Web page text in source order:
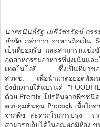
นายธนินท์รัฐ เมธีวัชรรัตน์ กรร
จำกัดกล่าวว่า อาหารถือเป็น
เป็นที่ยอมรับ และสามารถแข่ง
อุตสาหกรรมอาหารที่มุ่งเน้นแ
เทคโนโลยี ซึ่งเป็นที่มาของก
สวทช. เพื่อนำมาต่อยอดพัฒน
ยั่งยืนภายใต้แบรนด์
ด้วย Premix โปรตีนจากพืชชนิ
ควบคุมต้นทุน Precook เนื้อไก่
จากพืช สะดวกในการปรุง ร
สามารถเก็บได้ในอุณหภูมิห้อง